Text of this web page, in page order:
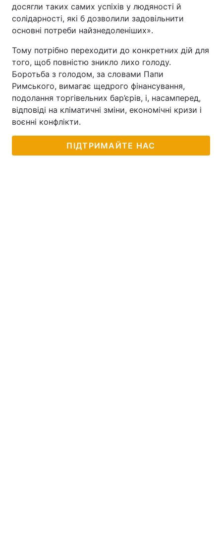
досягли таких самих успіхів у людяності й
солідарності, які б дозволили задовільнити
основні потреби найзнедоленіших».
Тому потрібно переходити до конкретних дій для
того, щоб повністю зникло лихо голоду.
Боротьба з голодом, за словами Папи
Римського, вимагає щедрого фінансування,
подолання торгівельних бар’єрів, і, насамперед,
відповіді на кліматичні зміни, економічні кризи і
воєнні конфлікти.
ПІДТРИМАЙТЕ НАС